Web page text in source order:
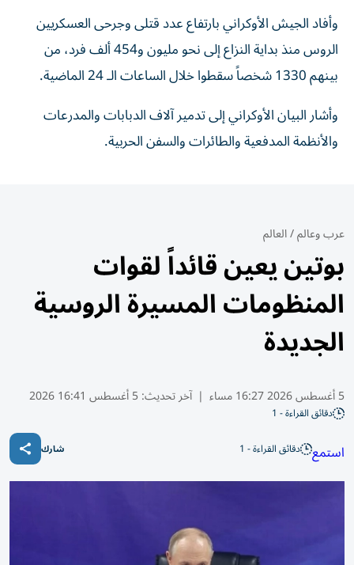
وأفاد الجيش الأوكراني بارتفاع عدد قتلى وجرحى العسكريين
الروس منذ بداية النزاع إلى نحو مليون و454 ألف فرد، من
بينهم 1330 شخصاً سقطوا خلال الساعات الـ 24 الماضية.
وأشار البيان الأوكراني إلى تدمير آلاف الدبابات والمدرعات
والأنظمة المدفعية والطائرات والسفن الحربية.
عرب وعالم/العالم
بوتين يعين قائداً لقوات
المنظومات المسيرة الروسية
الجديدة
5 أغسطس 2026 16:27 مساء | آخر تحديث:5 أغسطس 16:41 2026
دقائق القراءة - 1
استمع دقائق القراءة - 1 شارك